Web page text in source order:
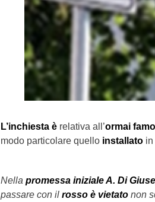
L’inchiesta è relativa all’ormai
modo particolare quello installato in
Nella promessa iniziale A. Di
passare con il rosso è vietato non